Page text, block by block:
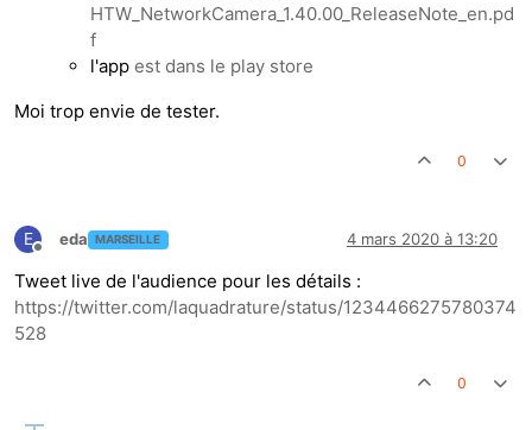
HTW_NetworkCamera_1.40.00_ReleaseNote_en.pd
f
l'app est dans le play store
Moi trop envie de tester.
0
E
Hors-ligne
eda MARSEILLE 4 mars 2020 à 13:20
Tweet live de l'audience pour les détails :
https://twitter.com/laquadrature/status/1234466275780374
528
0